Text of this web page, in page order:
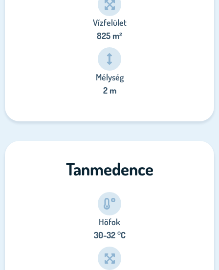
Vízfelület
825 m²
Mélység
2 m
Tanmedence
Hőfok
30-32 °C